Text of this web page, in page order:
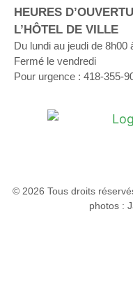
HEURES
L’HÔTEL DE VILLE
Du lundi au jeudi de 8h00
Fermé le vendredi
Pour urgence : 418-355-
© 2026 Tous droits
photos :